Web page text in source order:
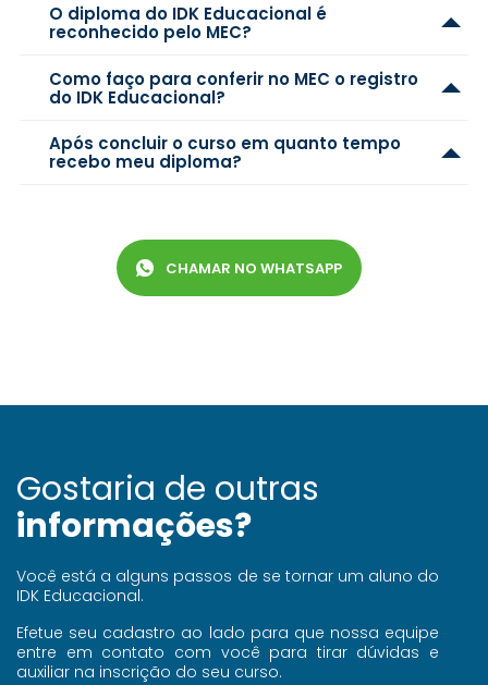
O diploma do IDK Educacional é
reconhecido pelo MEC?
Como faço para conferir no MEC o registro
do IDK Educacional?
Após concluir o curso em quanto tempo
recebo meu diploma?
CHAMAR NO WHATSAPP
Whatsapp ícone
Gostaria de outras
informações?
Você está a alguns passos de se tornar um aluno do
IDK Educacional.
Efetue seu cadastro ao lado para que nossa equipe
entre em contato com você para tirar dúvidas e
auxiliar na inscrição do seu curso.